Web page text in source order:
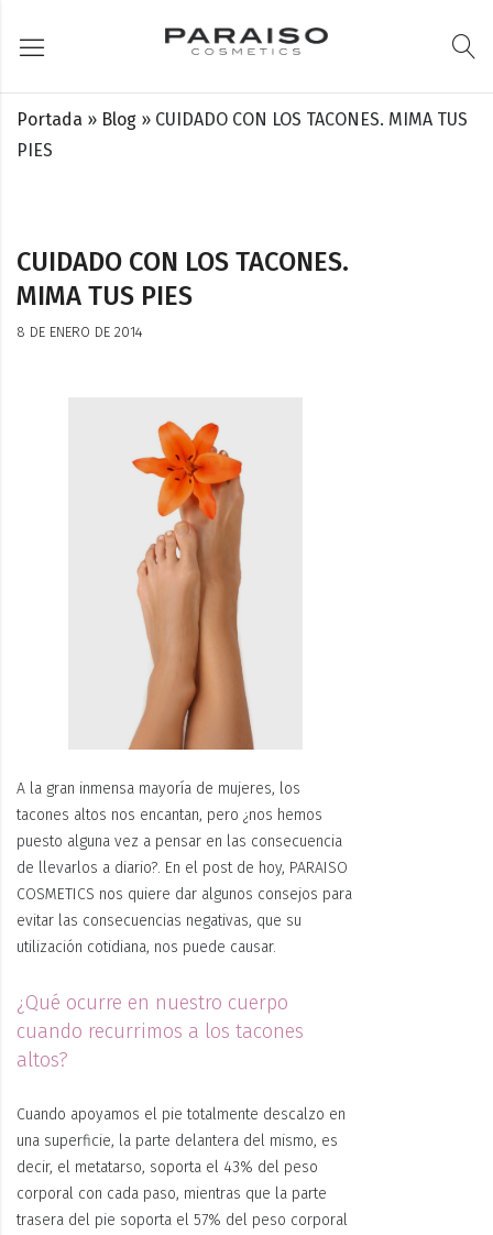
Portada » Blog » CUIDADO CON LOS TACONES. MIMA TUS
PIES
CUIDADO CON LOS TACONES.
MIMA TUS PIES
8 DE ENERO DE 2014
A la gran inmensa mayoría de mujeres, los
tacones altos nos encantan, pero ¿nos hemos
puesto alguna vez a pensar en las consecuencia
de llevarlos a diario?. En el post de hoy, PARAISO
COSMETICS nos quiere dar algunos consejos para
evitar las consecuencias negativas, que su
utilización cotidiana, nos puede causar.
¿Qué ocurre en nuestro cuerpo
cuando recurrimos a los tacones
altos?
Cuando apoyamos el pie totalmente descalzo en
una superficie, la parte delantera del mismo, es
decir, el metatarso, soporta el 43% del peso
corporal con cada paso, mientras que la parte
trasera del pie soporta el 57% del peso corporal